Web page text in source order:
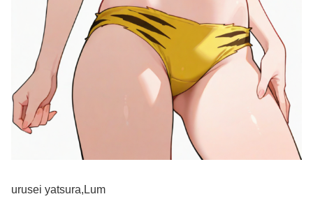
urusei yatsura,Lum